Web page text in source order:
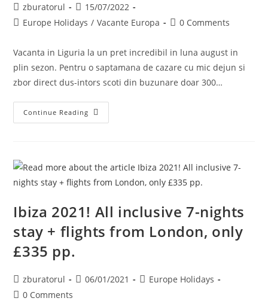
Post
author:
zburatorul
Post
published:
15/07/2022
PostEurope Holidays / Vacante Europa
Post0 Comments
Vacanta in Liguria la un pret incredibil in luna august in
plin sezon. Pentru o saptamana de cazare cu mic dejun si
zbor direct dus-intors scoti din buzunare doar 300…
Continue Reading Vacanta
In
Cinque
Terre)
300
Euro/pers
Direct+cazare
7
Nopti
Cu
Md
Ibiza 2021! All inclusive 7-nights
stay + flights from London, only
£335 pp.
Post
author:
zburatorul
Post06/01/2021
PostEurope Holidays
Post0 Comments